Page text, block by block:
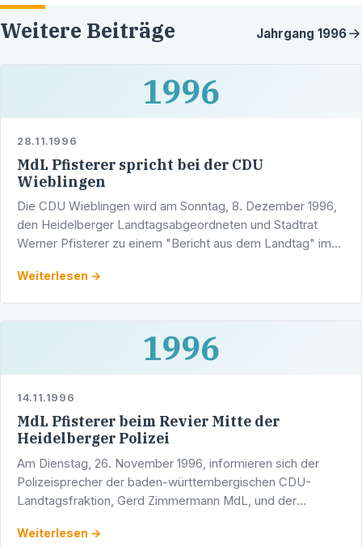
Weitere Beiträge Jahrgang 1996
1996
28.11.1996
MdL Pfisterer spricht bei der CDU
Wieblingen
Die CDU Wieblingen wird am Sonntag, 8. Dezember 1996,
den Heidelberger Landtagsabgeordneten und Stadtrat
Werner Pfisterer zu einem "Bericht aus dem Landtag" im
Weiterlesen →
1996
14.11.1996
MdL Pfisterer beim Revier Mitte der
Heidelberger Polizei
Am Dienstag, 26. November 1996, informieren sich der
Polizeisprecher der baden-württembergischen CDU-
Landtagsfraktion, Gerd Zimmermann MdL, und der
Pfisterer in der …
Weiterlesen →